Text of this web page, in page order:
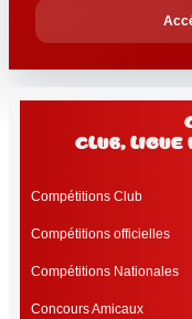
club,
Compétitions Club
Compétitions officielles
Compétitions Nationales
Concours Amicaux